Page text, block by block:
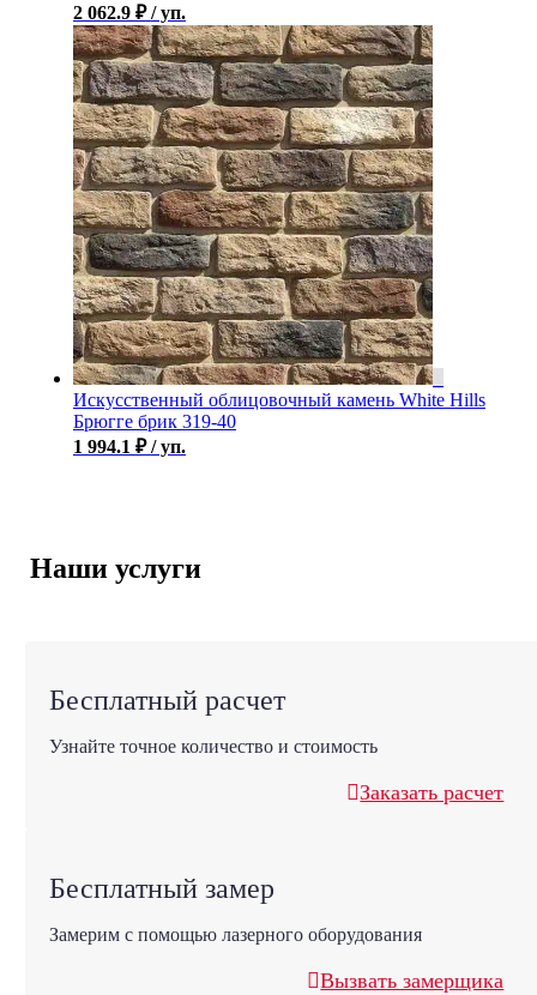
2 062.9 ₽ / уп.
Искусственный облицовочный камень White Hills
Брюгге брик 319-40
1 994.1 ₽ / уп.
Наши услуги
Бесплатный расчет
Узнайте точное количество и стоимость
Заказать расчет
Бесплатный замер
Замерим с помощью лазерного оборудования
Вызвать замерщика